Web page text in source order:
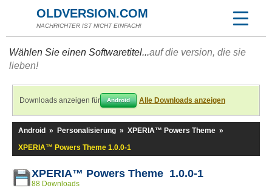
OLDVERSION.COM
NACHRICHTER IST NICHT EINFACH!
Wählen Sie einen Softwaretitel...auf die version, die sie
lieben!
Downloads anzeigen für Android Alle Downloads anzeigen
Android » Personalisierung » XPERIA™ Powers Theme »
XPERIA™ Powers Theme 1.0.0-1
XPERIA™ Powers Theme 1.0.0-1
88 Downloads